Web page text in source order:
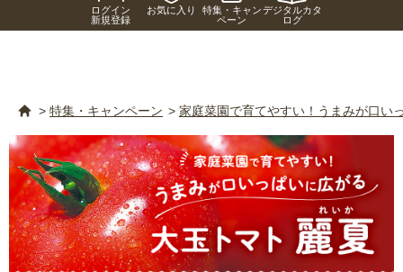
ログイン
新規登録
お気に入り
特集・キャン
ペーン
デジタルカタ
ログ
> 特集・キャンペーン > 家庭菜園で育てやすい！うまみが口い